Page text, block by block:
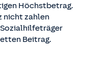
erfolgt.
Beitrag, den
müssen, häufig
profitieren
Höchstbetrag.
nicht zahlen
Beitrag.